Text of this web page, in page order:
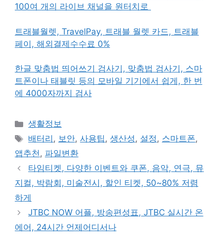
100여 개의 라이브 채널을 원터치로
트래블월렛, TravelPay, 트래블 월렛 카드, 트래블
페이, 해외결제수수료 0%
한글 맞춤법 띄어쓰기 검사기, 맞춤법 검사기, 스마
트폰이나 태블릿 등의 모바일 기기에서 쉽게, 한 번
에 4000자까지 검사
카
테
리
생활정보
태
그
배터리 , 보안,사용팁,생산성, 설정, 스마트폰,
앱추천, 파일변환
타임티켓, 다양한 이벤트와 쿠폰, 음악, 연극, 뮤
지컬, 박람회, 미술전시, 할인 티켓, 50~80% 저렴
하게
JTBC NOW 어플, 방송편성표, JTBC 실시간 온
에어, 24시간 언제어디서나